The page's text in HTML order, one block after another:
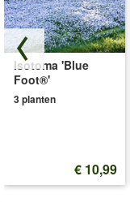
Isotoma 'Blue
Foot®'
3 planten
€ 10,99